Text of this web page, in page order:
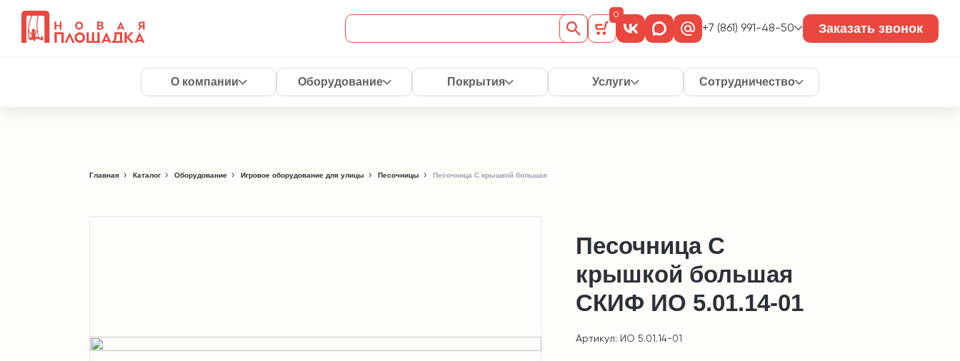
0
+7 (861) 991-48-50 Заказать звонок
О компании Оборудование Покрытия Услуги Сотрудничество
Главная Каталог Оборудование Игровое оборудование для улицы Песочницы Песочница С крышкой большая
Песочница С
крышкой большая
СКИФ ИО 5.01.14-01
Артикул: ИО 5.01.14-01